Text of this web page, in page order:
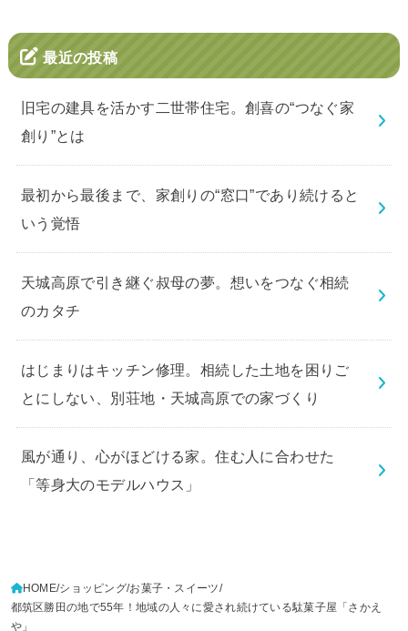
最近の投稿
旧宅の建具を活かす二世帯住宅。創喜の“つなぐ家
創り”とは
最初から最後まで、家創りの“窓口”であり続けると
いう覚悟
天城高原で引き継ぐ叔母の夢。想いをつなぐ相続
のカタチ
はじまりはキッチン修理。相続した土地を困りご
とにしない、別荘地・天城高原での家づくり
風が通り、心がほどける家。住む人に合わせた
「等身大のモデルハウス」
HOME ショッピング お菓子・スイーツ
都筑区勝田の地で55年！地域の人々に愛され続けている駄菓子屋「さかえ
や」